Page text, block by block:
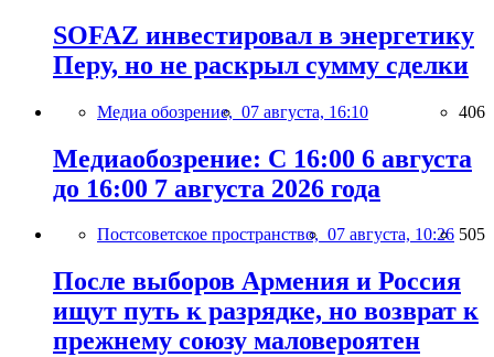
SOFAZ инвестировал в энергетику
Перу, но не раскрыл сумму сделки
Медиа обозрение, 07 августа, 16:10 406
Медиаобозрение: С 16:00 6 августа
до 16:00 7 августа 2026 года
Постсоветское пространство, 07 августа, 10:26 505
После выборов Армения и Россия
ищут путь к разрядке, но возврат к
прежнему союзу маловероятен